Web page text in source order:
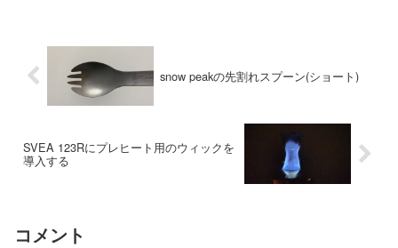
snow peakの先割れスプーン(ショート)
SVEA 123Rにプレヒート用のウィックを
導入する
コメント